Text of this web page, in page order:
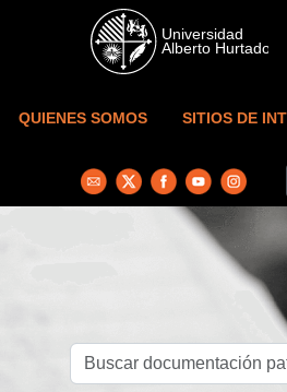
Skip to main content
QUIENES SOMOS SITIOS DE